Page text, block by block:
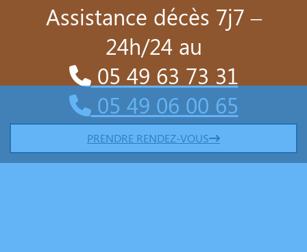
Assistance décès 7j7 –
24h/24 au
05 49 63 73 31
05 49 06 00 65
PRENDRE RENDEZ-VOUS